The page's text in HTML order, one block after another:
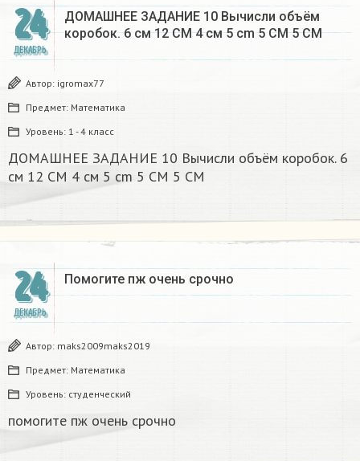
24
ДЕКАБРЬ
ДОМАШНЕЕ ЗАДАНИЕ 10 Вычисли объём
коробок. 6 см 12 CM 4 см 5 cm 5 CM 5 CM​
Автор: igromax77
Предмет: Математика
Уровень: 1 - 4 класс
ДОМАШНЕЕ ЗАДАНИЕ 10 Вычисли объём коробок. 6
см 12 CM 4 см 5 cm 5 CM 5 CM​
24
ДЕКАБРЬ
Помогите пж очень срочно​
Автор: maks2009maks2019
Предмет: Математика
Уровень: студенческий
помогите пж очень срочно​